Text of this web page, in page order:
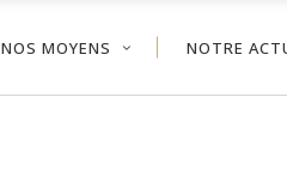
NOS MOYENS NOTRE